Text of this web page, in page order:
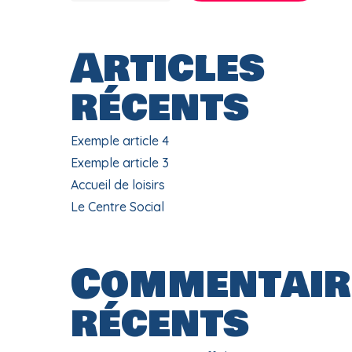
Articles
récents
Exemple article 4
Exemple article 3
Accueil de loisirs
Le Centre Social
récents